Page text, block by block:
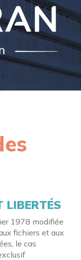
LIBERTÉS
1978 modifiée
fichiers et aux
le cas